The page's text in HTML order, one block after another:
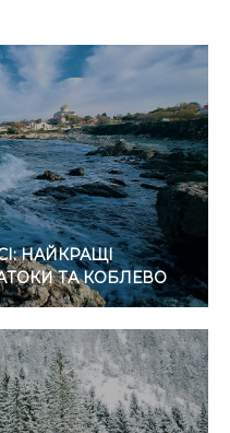
НАЙКРАЩІ
ТА КОБЛЕВО